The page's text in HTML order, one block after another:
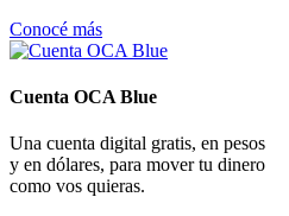
Conocé más
Cuenta OCA Blue
Una cuenta digital gratis, en pesos
y en dólares, para mover tu dinero
como vos quieras.